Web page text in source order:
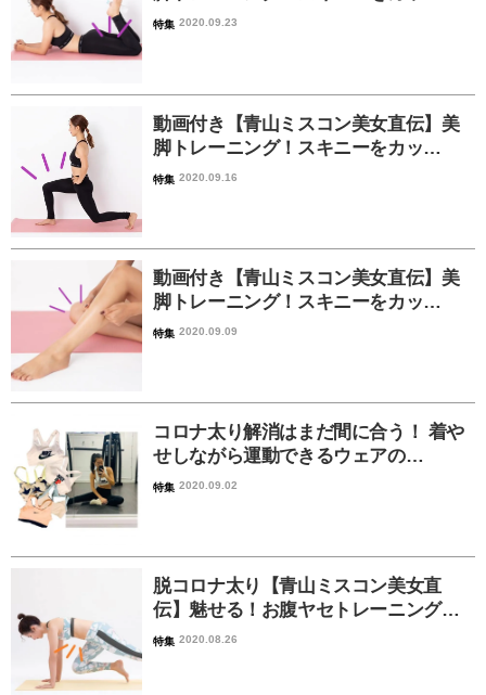
特集 2020.09.23
動画付き【青山ミスコン美女直伝】美
脚トレーニング！スキニーをカッ…
特集 2020.09.16
動画付き【青山ミスコン美女直伝】美
脚トレーニング！スキニーをカッ…
特集 2020.09.09
コロナ太り解消はまだ間に合う！ 着や
せしながら運動できるウェアの…
特集 2020.09.02
脱コロナ太り【青山ミスコン美女直
伝】魅せる！お腹ヤセトレーニング…
特集 2020.08.26